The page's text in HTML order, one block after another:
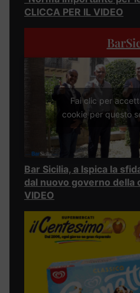
CLICCA PER IL VIDEO
Fai clic per
cookie per questo
Bar Sicilia, a Ispica la
dal nuovo governo della
VIDEO